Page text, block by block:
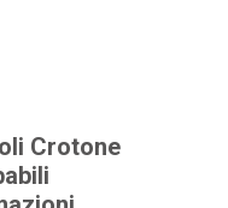
Crotone